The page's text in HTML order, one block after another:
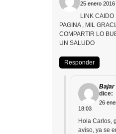
25 enero
LINK
PAGINA , MIL
COMPARTIR LO
UN SALUDO
Responder
Bajar
dice:
26
18:03
Hola Carlos,
aviso, ya se